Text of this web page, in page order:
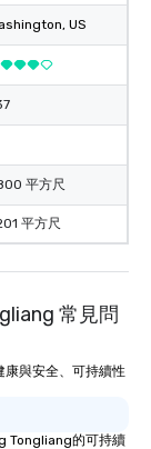
, US
平方尺
平方尺
常見問
與安全、可持續性
Tongliang的可持續